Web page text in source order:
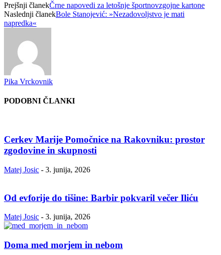
Prejšnji članekČrne napovedi za letošnje športnovzgojne kartone
Naslednji članekBole Stanojević: »Nezadovoljstvo je mati
napredka«
Pika Vrckovnik
PODOBNI ČLANKI
Cerkev Marije Pomočnice na Rakovniku: prostor
zgodovine in skupnosti
Matej Josic - 3. junija, 2026
Od evforije do tišine: Barbir pokvaril večer Iliću
Matej Josic - 3. junija, 2026
Doma med morjem in nebom